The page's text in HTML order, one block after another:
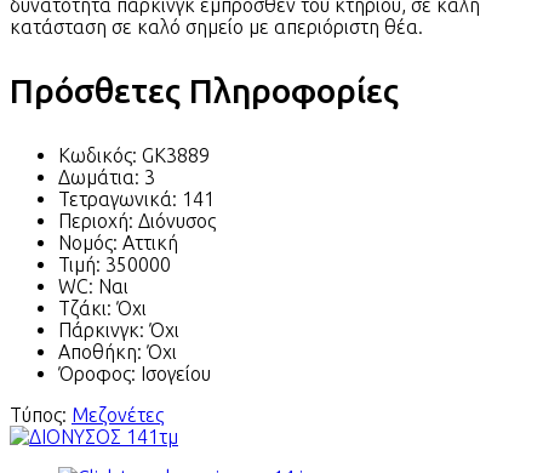
δυνατότητα πάρκινγκ έμπροσθεν του κτηρίου, σε καλή
κατάσταση σε καλό σημείο με απεριόριστη θέα.
Πρόσθετες Πληροφορίες
Κωδικός: GK3889
Δωμάτια: 3
Τετραγωνικά: 141
Περιοχή: Διόνυσος
Νομός: Αττική
Τιμή: 350000
WC: Ναι
Τζάκι: Όχι
Πάρκινγκ: Όχι
Αποθήκη: Όχι
Όροφος: Ισογείου
Τύπος: Μεζονέτες